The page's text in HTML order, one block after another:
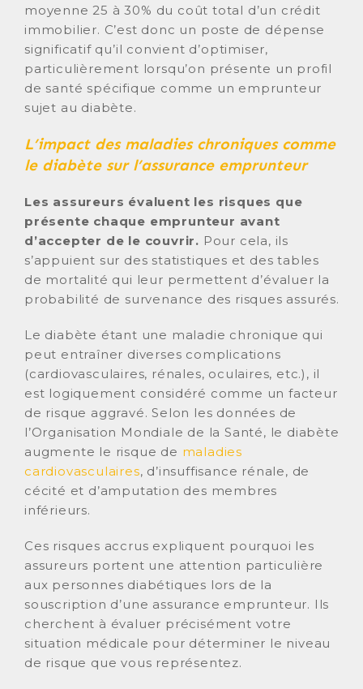
moyenne 25 à 30% du coût total d’un crédit
immobilier. C’est donc un poste de dépense
significatif qu’il convient d’optimiser,
particulièrement lorsqu’on présente un profil
de santé spécifique comme un emprunteur
sujet au diabète.
L’impact des maladies chroniques comme
le diabète sur l’assurance emprunteur
Les assureurs évaluent les risques que
présente chaque emprunteur avant
d’accepter de le couvrir. Pour cela, ils
s’appuient sur des statistiques et des tables
de mortalité qui leur permettent d’évaluer la
probabilité de survenance des risques assurés.
Le diabète étant une maladie chronique qui
peut entraîner diverses complications
(cardiovasculaires, rénales, oculaires, etc.), il
est logiquement considéré comme un facteur
de risque aggravé. Selon les données de
l’Organisation Mondiale de la Santé, le diabète
augmente le risque de maladies
cardiovasculaires, d’insuffisance rénale, de
cécité et d’amputation des membres
inférieurs.
Ces risques accrus expliquent pourquoi les
assureurs portent une attention particulière
aux personnes diabétiques lors de la
souscription d’une assurance emprunteur. Ils
cherchent à évaluer précisément votre
situation médicale pour déterminer le niveau
de risque que vous représentez.